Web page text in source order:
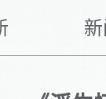
熹妃Q
新